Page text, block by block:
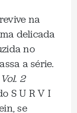
na
delicada
no
a série.
Vol. 2
S U R V I
se